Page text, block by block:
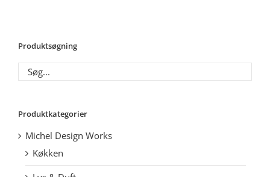
Produktsøgning
Produktkategorier
Michel Design Works
Køkken